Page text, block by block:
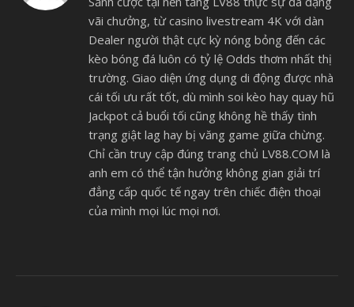
vãi chưởng, từ casino livestream 4K với dàn
Dealer người thật cực kỳ nóng bỏng đến các
kèo bóng đá luôn có tỷ lệ Odds thơm nhất thị
trường. Giao diện ứng dụng di động được nhà
cái tối ưu rất tốt, dù mình soi kèo hay quay hũ
Jackpot cả buổi tối cũng không hề thấy tình
trạng giật lag hay bị văng game giữa chừng.
Chỉ cần truy cập đúng trang chủ LV88.COM là
anh em có thể tận hưởng không gian giải trí
đẳng cấp quốc tế ngay trên chiếc điện thoại
của mình mọi lúc mọi nơi.